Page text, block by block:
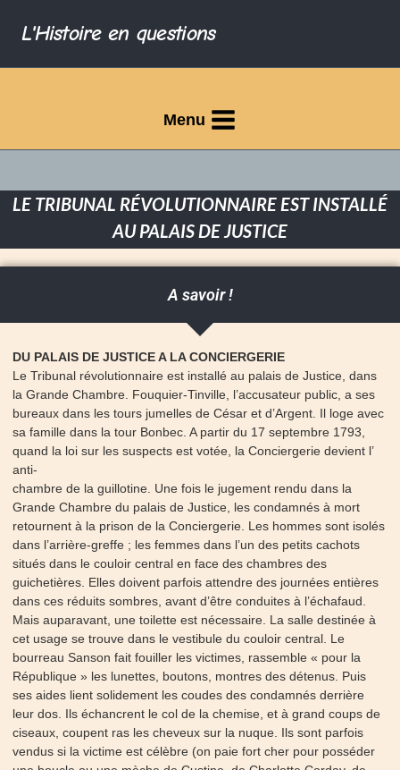
L'Histoire en questions
Menu
LE TRIBUNAL RÉVOLUTIONNAIRE EST INSTALLÉ
AU PALAIS DE JUSTICE
A savoir !
DU PALAIS DE JUSTICE A LA CONCIERGERIE
Le Tribunal révolutionnaire est installé au palais de Justice, dans
la Grande Chambre. Fouquier-Tinville, l’accusateur public, a ses
bureaux dans les tours jumelles de César et d’Argent. Il loge avec
sa famille dans la tour Bonbec. A partir du 17 septembre 1793,
quand la loi sur les suspects est votée, la Conciergerie devient l’
anti-
chambre de la guillotine. Une fois le jugement rendu dans la
Grande Chambre du palais de Justice, les condamnés à mort
retournent à la prison de la Conciergerie. Les hommes sont isolés
dans l’arrière-greffe ; les femmes dans l’un des petits cachots
situés dans le couloir central en face des chambres des
guichetières. Elles doivent parfois attendre des journées entières
dans ces réduits sombres, avant d’être conduites à l’échafaud.
Mais auparavant, une toilette est nécessaire. La salle destinée à
cet usage se trouve dans le vestibule du couloir central. Le
bourreau Sanson fait fouiller les victimes, rassemble « pour la
République » les lunettes, boutons, montres des détenus. Puis
ses aides lient solidement les coudes des condamnés derrière
leur dos. Ils échancrent le col de la chemise, et à grand coups de
ciseaux, coupent ras les cheveux sur la nuque. Ils sont parfois
vendus si la victime est célèbre (on paie fort cher pour posséder